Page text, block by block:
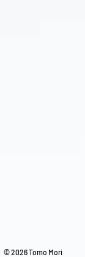
© 2026 Tomo Mori